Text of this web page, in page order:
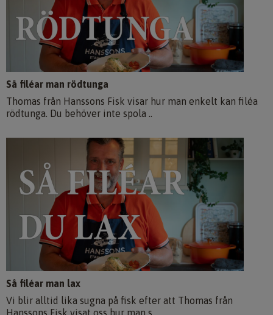
Så filéar man rödtunga
Thomas från Hanssons Fisk visar hur man enkelt kan filéa
rödtunga. Du behöver inte spola ..
Så filéar man lax
Vi blir alltid lika sugna på fisk efter att Thomas från
Hanssons Fisk visat oss hur man s..